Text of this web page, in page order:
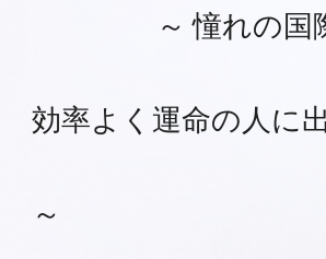
～ 憧れの国
効率よく運命の人に
～